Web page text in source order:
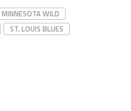
MINNESOTA WILD
ST. LOUIS BLUES